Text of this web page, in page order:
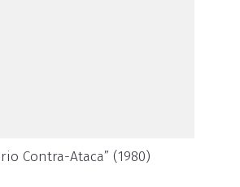
Contra-Ataca” (1980)